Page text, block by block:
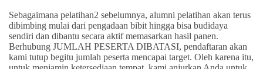
Sebagaimana pelatihan2 sebelumnya, alumni pelatihan akan terus
dibimbing mulai dari pengadaan bibit hingga bisa budidaya
sendiri dan dibantu secara aktif memasarkan hasil panen.
Berhubung JUMLAH PESERTA DIBATASI, pendaftaran akan
kami tutup begitu jumlah peserta mencapai target. Oleh karena itu,